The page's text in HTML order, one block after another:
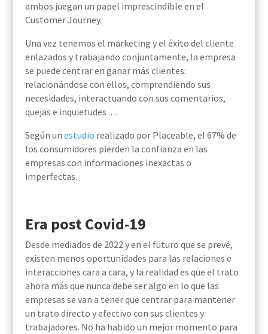
ambos juegan un papel imprescindible en el
Customer Journey.
Una vez tenemos el marketing y el éxito del cliente
enlazados y trabajando conjuntamente, la empresa
se puede centrar en ganar más clientes:
relacionándose con ellos, comprendiendo sus
necesidades, interactuando con sus comentarios,
quejas e inquietudes…
Según un estudio realizado por Placeable, el 67% de
los consumidores pierden la confianza en las
empresas con informaciones inexactas o
imperfectas.
Era post Covid-19
Desde mediados de 2022 y en el futuro que se prevé,
existen menos oportunidades para las relaciones e
interacciones cara a cara, y la realidad es que el trato
ahora más que nunca debe ser algo en lo que las
empresas se van a tener que centrar para mantener
un trato directo y efectivo con sus clientes y
trabajadores. No ha habido un mejor momento para